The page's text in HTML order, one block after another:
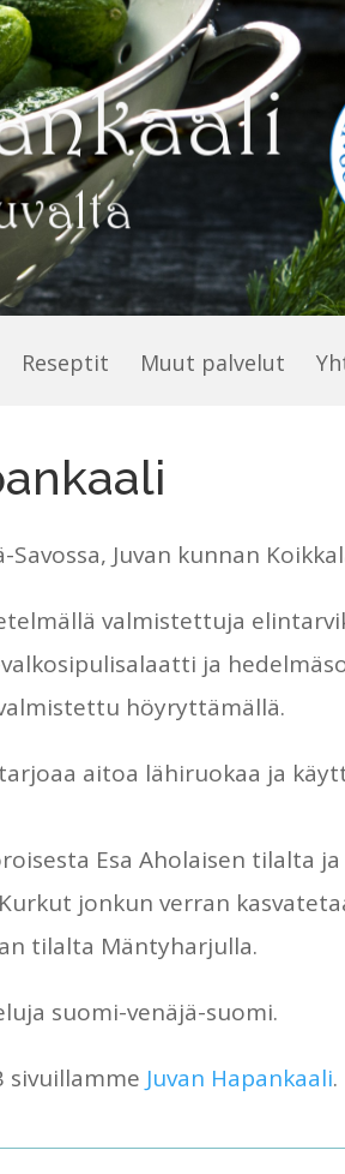
Reseptit Muut palvelut
Juvan kunnan
valmistettuja
ja
höyryttämällä.
aitoa lähiruokaa ja
Esa Aholaisen tilalta ja
jonkun verran
tilalta Mäntyharjulla.
suomi-venäjä-suomi.
sivuillamme Juvan Hapankaali.